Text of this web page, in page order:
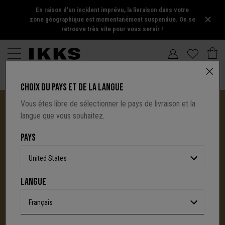
En raison d'un incident imprévu, la livraison dans votre
zone géographique est momentanément suspendue. On se
retrouve très vite pour vous servir !
UNE NOUVELLE PAGE S'ÉCRIT AVEC IKKS
C'est la fin d'une aventure : le site I.Code ferme
définitivement.Mais l'audace, la créativité
CHOIX DU PAYS ET DE LA LANGUE
Vous êtes libre de sélectionner le pays de livraison et la
langue que vous souhaitez.
PAYS
United States
LANGUE
Français